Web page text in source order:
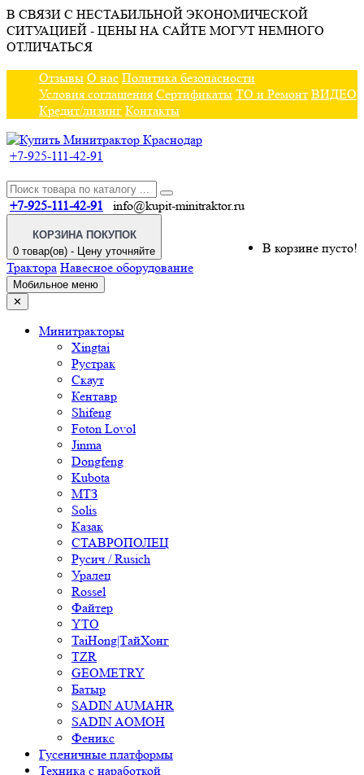
В СВЯЗИ С НЕСТАБИЛЬНОЙ ЭКОНОМИЧЕСКОЙ
СИТУАЦИЕЙ - ЦЕНЫ НА САЙТЕ МОГУТ НЕМНОГО
ОТЛИЧАТЬСЯ
Отзывы О нас Политика безопасности
Условия соглашения Сертификаты ТО и Ремонт ВИДЕО
Кредит/лизинг Контакты
+7-925-111-42-91
+7-925-111-42-91 info@kupit-minitraktor.ru
КОРЗИНА ПОКУПОК
0 товар(ов) - Цену уточняйте
В корзине пусто!
Трактора Навесное оборудование
Мобильное меню
✕
Минитракторы
Xingtai
Рустрак
Скаут
Кентавр
Shifeng
Foton Lovol
Jinma
Dongfeng
Kubota
МТЗ
Solis
Казак
СТАВРОПОЛЕЦ
Русич / Rusich
Уралец
Rossel
Файтер
YTO
TaiHong|ТайХонг
TZR
GEOMETRY
Батыр
SADIN AUMAHR
SADIN AOMOH
Феникс
Гусеничные платформы
Техника с наработкой